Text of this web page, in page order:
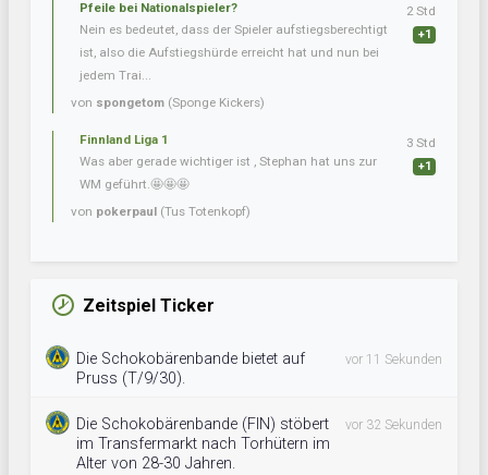
Pfeile bei Nationalspieler?
Nein es bedeutet, dass der Spieler aufstiegsberechtigt
ist, also die Aufstiegshürde erreicht hat und nun bei
jedem Trai...
von spongetom (Sponge Kickers)
2 Std
+1
Finnland Liga 1
Was aber gerade wichtiger ist , Stephan hat uns zur
WM geführt.🤩🤩🤩
von pokerpaul (Tus Totenkopf)
3 Std
+1
Zeitspiel Ticker
Die Schokobärenbande bietet auf
Pruss (T/9/30).
vor 11 Sekunden
Die Schokobärenbande (FIN) stöbert
im Transfermarkt nach Torhütern im
Alter von 28-30 Jahren.
vor 32 Sekunden